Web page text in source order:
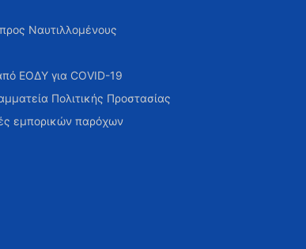
Ναυτιλλομένους
ΕΟΔΥ για COVID-19
Πολιτικής Προστασίας
εμπορικών παρόχων